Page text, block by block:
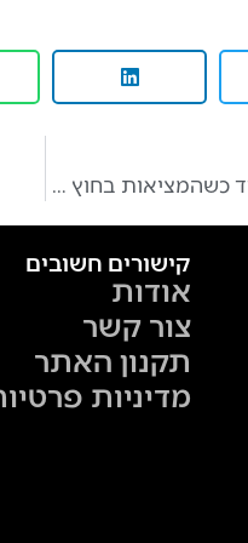
איך לשמור על החיוניות והתפקוד כשהמציאות בחוץ בוערת? הטור של מירב דיין
קישורים חשובים
אודות
צור קשר
תקנון האתר
מדיניות